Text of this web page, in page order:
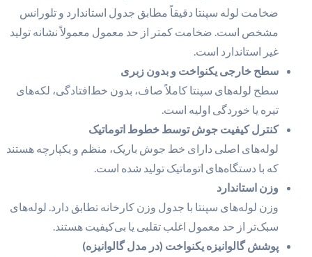
ضخامت لوله سپنتا دقیقاً مطابق جدول استاندارد و تلورانس
مشخص است. ضخامت کمتر از حد معمول معمولاً نشانه تولید
غیر استاندارد است.
سطح خارجی یکنواخت و بدون زبری
سطح لوله‌های سپنتا کاملاً صاف، بدون خط‌افتادگی، لکه‌های
تیره یا خوردگی اولیه است.
کنترل کیفیت جوش توسط خطوط اتوماتیک
لوله‌های اصلی دارای خط جوش باریک، منظم و یکپارچه هستند
که با دستگاه‌های اتوماتیک تولید شده است.
وزن استاندارد
وزن لوله‌های سپنتا با جدول وزن کارخانه تطابق دارد. لوله‌های
سبک‌تر از حد معمول اغلب تقلبی یا بی‌کیفیت هستند.
پوشش گالوانیزه یکنواخت (در مدل گالوانیزه)